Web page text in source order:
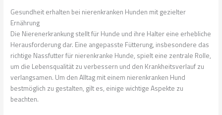
Gesundheit erhalten bei nierenkranken Hunden mit gezielter
Ernährung
Die Nierenerkrankung stellt für Hunde und ihre Halter eine erhebliche
Herausforderung dar. Eine angepasste Fütterung, insbesondere das
richtige Nassfutter für nierenkranke Hunde, spielt eine zentrale Rolle,
um die Lebensqualität zu verbessern und den Krankheitsverlauf zu
verlangsamen. Um den Alltag mit einem nierenkranken Hund
bestmöglich zu gestalten, gilt es, einige wichtige Aspekte zu
beachten.